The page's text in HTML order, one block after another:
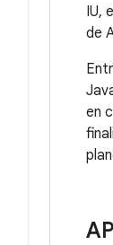
IU,
de
en